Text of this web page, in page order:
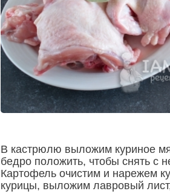
В кастрюлю выложим куриное
бедро положить, чтобы снять с
Картофель очистим и нарежем
курицы, выложим лавровый